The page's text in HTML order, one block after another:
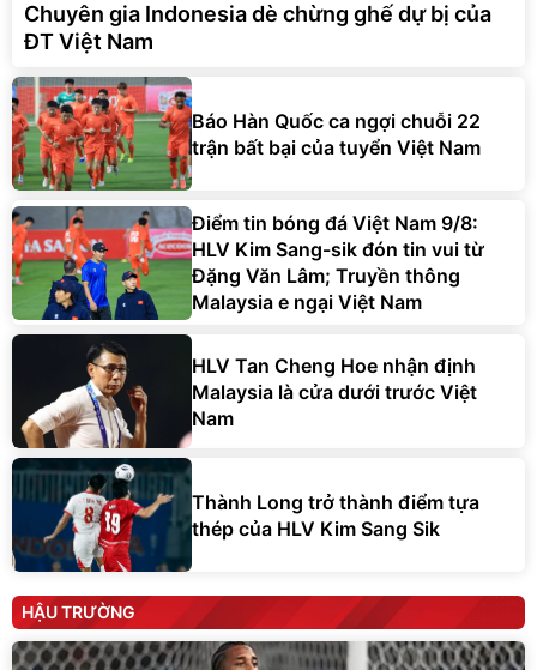
Chuyên gia Indonesia dè chừng ghế dự bị của
ĐT Việt Nam
Báo Hàn Quốc ca ngợi chuỗi 22
trận bất bại của tuyển Việt Nam
Điểm tin bóng đá Việt Nam 9/8:
HLV Kim Sang-sik đón tin vui từ
Đặng Văn Lâm; Truyền thông
Malaysia e ngại Việt Nam
HLV Tan Cheng Hoe nhận định
Malaysia là cửa dưới trước Việt
Nam
Thành Long trở thành điểm tựa
thép của HLV Kim Sang Sik
HẬU TRƯỜNG